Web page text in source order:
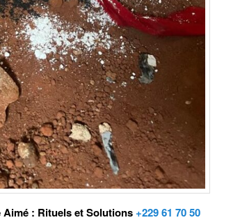
Aimé : Rituels et Solutions+229 61 70 50